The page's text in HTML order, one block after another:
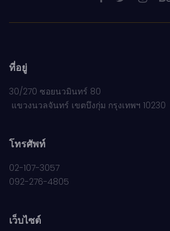
ที่อยู่
30/270 ซอยนวมินทร์ 80
แขวงนวลจันทร์ เขตบึงกุ่ม กรุงเทพฯ 10230
โทรศัพท์
02-107-3057
092-276-4805
เว็บไซต์